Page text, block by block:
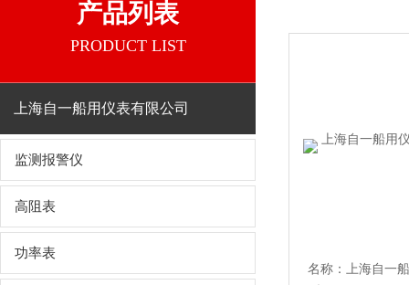
产品列表
PRODUCT LIST
上海自一船用仪表有限公司
监测报警仪
高阻表
功率表